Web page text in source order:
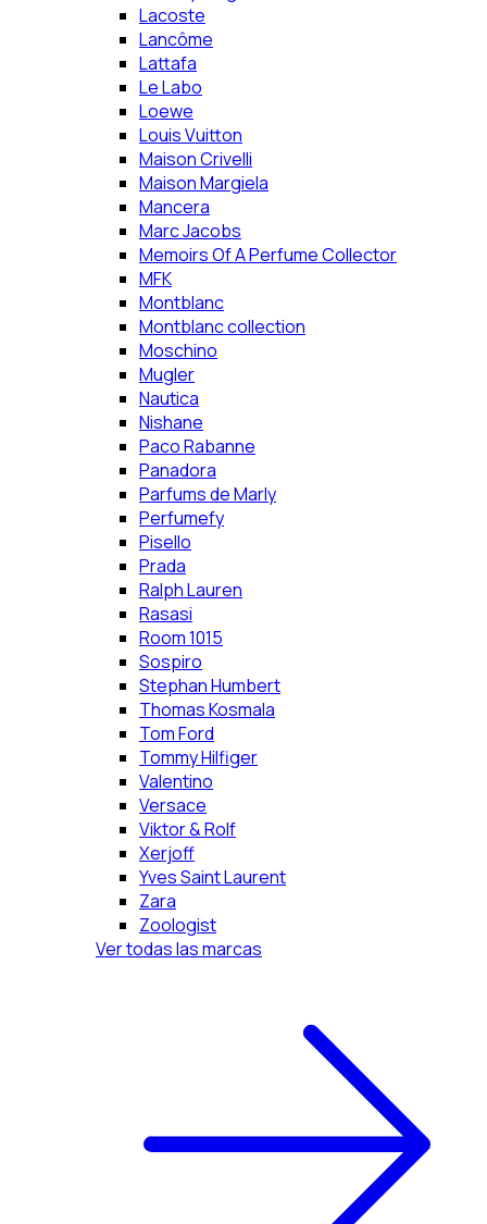
Lacoste
Lancôme
Lattafa
Le Labo
Loewe
Louis Vuitton
Maison Crivelli
Maison Margiela
Mancera
Marc Jacobs
Memoirs Of A Perfume Collector
MFK
Montblanc
Montblanc collection
Moschino
Mugler
Nautica
Nishane
Paco Rabanne
Panadora
Parfums de Marly
Perfumefy
Pisello
Prada
Ralph Lauren
Rasasi
Room 1015
Sospiro
Stephan Humbert
Thomas Kosmala
Tom Ford
Tommy Hilfiger
Valentino
Versace
Viktor & Rolf
Xerjoff
Yves Saint Laurent
Zara
Zoologist
Ver todas las marcas